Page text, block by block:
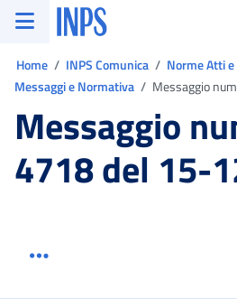
Vai al menu principale
Vai al contenuto principale
Vai al pie' di pagina
INPS ()
Home INPS Comunica Norme Atti
Messaggi e Normativa
Messaggio
Messaggio
4718 del 15-